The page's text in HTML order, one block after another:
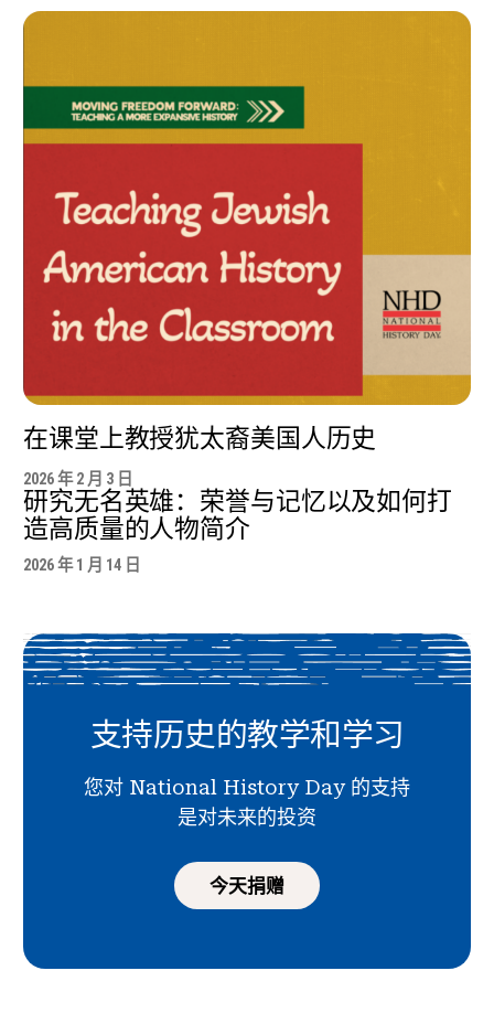
在课堂上教授犹太裔美国人历史
2026 年 2 月 3 日
研究无名英雄：荣誉与记忆以及如何打
造高质量的人物简介
2026 年 1 月 14 日
支持历史的教学和学习
您对 National History Day 的支持
是对未来的投资
今天捐赠